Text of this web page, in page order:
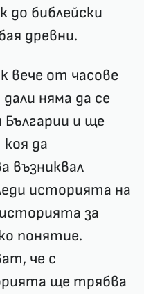
до библейски
древни.
вече от часове
няма да се
и ще
да
възниквал
историята на
за
понятие.
че с
ще трябва